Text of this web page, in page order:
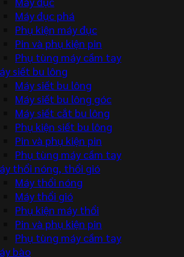
Máy đục phá
Phụ kiện máy đục
Pin và phụ kiện pin
Phụ tùng máy cầm tay
siết bu lông
Máy siết bu lông
Máy siết bu lông góc
Máy siết cắt bu lông
Phụ kiện siết bu lông
Pin và phụ kiện pin
Phụ tùng máy cầm tay
thổi nóng, thổi gió
Máy thổi nóng
Máy thổi gió
Phụ kiện máy thổi
Pin và phụ kiện pin
Phụ tùng máy cầm tay
bào